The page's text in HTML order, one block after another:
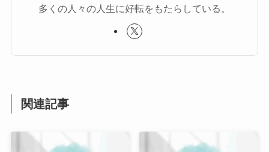
多くの人々の人生に好転をもたらしている。
関連記事